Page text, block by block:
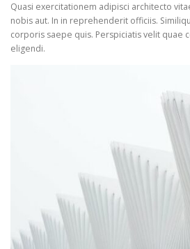
Quasi exercitationem adipisci architecto
nobis aut. In in reprehenderit officiis.
corporis saepe quis. Perspiciatis velit quae
eligendi.